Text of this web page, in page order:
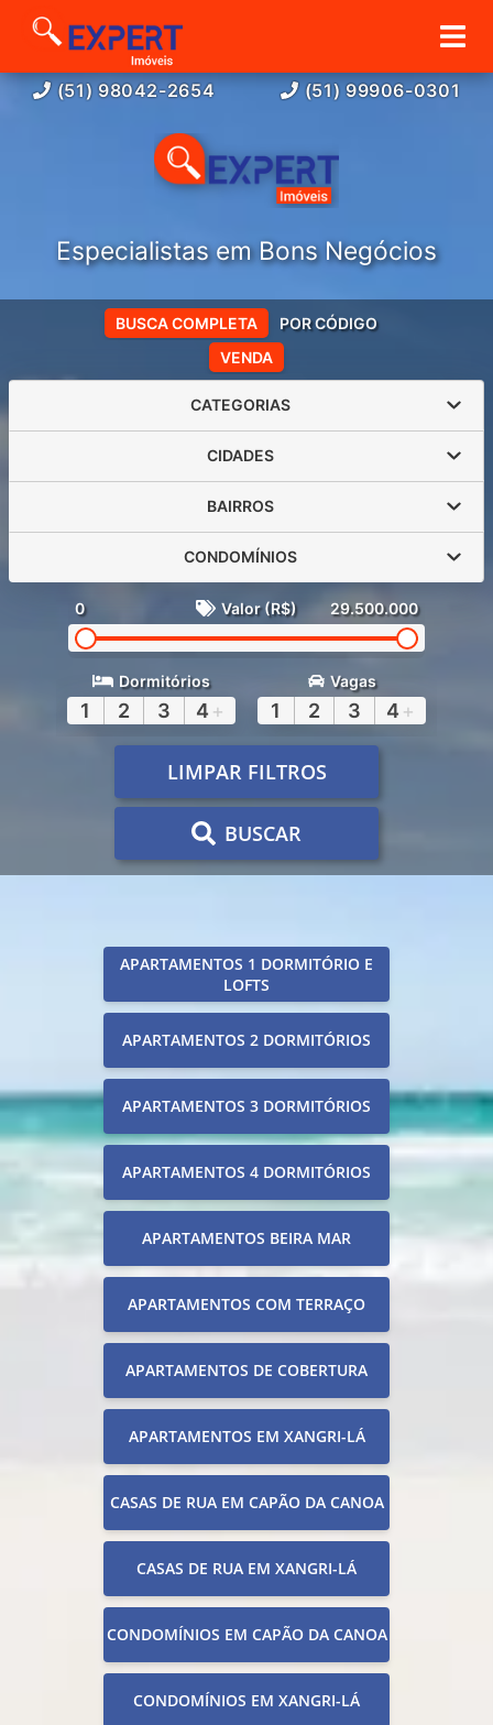
(51) 98042-2654 (51) 99906-0301
Especialistas em Bons Negócios
VENDA
BUSCA COMPLETA POR CÓDIGO
CATEGORIAS
CIDADES
BAIRROS
CONDOMÍNIOS
0 Valor (R$) 29.500.000
Dormitórios
1 2 3 4 +
Vagas
1 2 3 4 +
LIMPAR FILTROS
BUSCAR
APARTAMENTOS 1 DORMITÓRIO E
LOFTS
APARTAMENTOS 2 DORMITÓRIOS
APARTAMENTOS 3 DORMITÓRIOS
APARTAMENTOS 4 DORMITÓRIOS
APARTAMENTOS BEIRA MAR
APARTAMENTOS COM TERRAÇO
APARTAMENTOS DE COBERTURA
APARTAMENTOS EM XANGRI-LÁ
CASAS DE RUA EM CAPÃO DA CANOA
CASAS DE RUA EM XANGRI-LÁ
CONDOMÍNIOS EM CAPÃO DA CANOA
CONDOMÍNIOS EM XANGRI-LÁ